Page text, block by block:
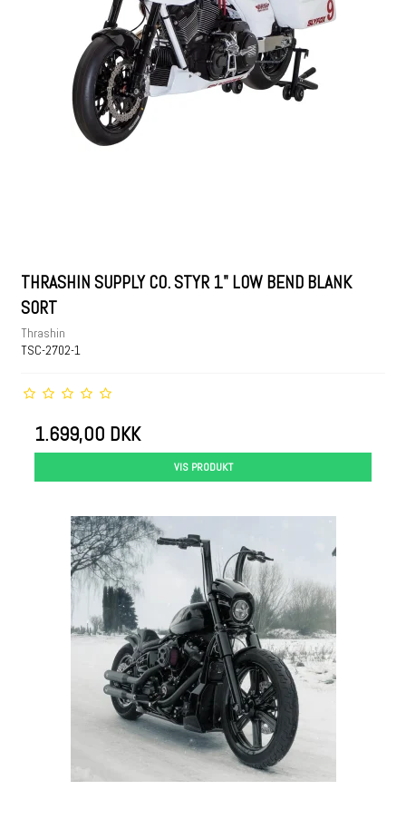
THRASHIN SUPPLY CO. STYR 1" LOW BEND BLANK
SORT
Thrashin
TSC-2702-1
1.699,00 DKK
VIS PRODUKT